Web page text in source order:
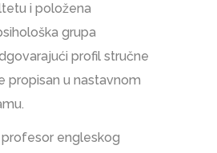
i položena
grupa
profil stručne
propisan u nastavnom
profesor engleskog